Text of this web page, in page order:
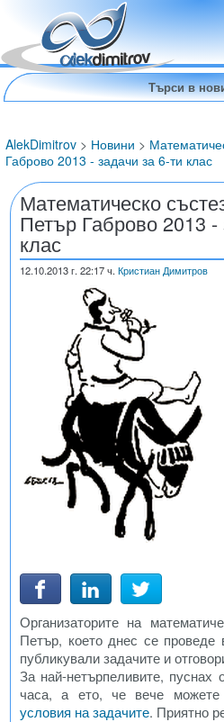
AlekDimitrov > Новини >
Габрово 2013 - задачи за 6-ти клас
Математическо
Петър Габрово 2013 -
клас
12.10.2013г. 22:17 ч. Кристиан Димитров
Организаторите на
Петър, което днес се
публикували задачите и
За най-нетърпеливите, пуснах
часа, а ето, че вече
условия на задачите. Приятно